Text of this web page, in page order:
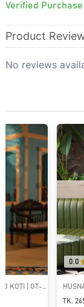
Verified Purchase
Product
No reviews
HUSNA KARCHUPI